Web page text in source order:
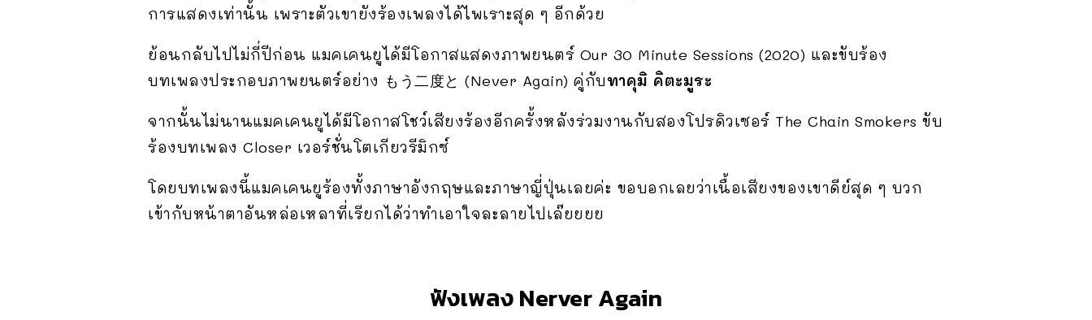
การแสดงเท่านั้น เพราะตัวเขายังร้องเพลงได้ไพเราะสุด ๆ อีกด้วย
ย้อนกลับไปไม่กี่ปีก่อน แมคเคนยูได้มีโอกาสแสดงภาพยนตร์ Our 30 Minute Sessions (2020) และขับร้อง
บทเพลงประกอบภาพยนตร์อย่าง もう二度と (Never Again) คู่กับทาคุมิ คิตะมูระ
จากนั้นไม่นานแมคเคนยูได้มีโอกาสโชว์เสียงร้องอีกครั้งหลังร่วมงานกับสองโปรดิวเซอร์ The Chain Smokers ขับ
ร้องบทเพลง Closer เวอร์ชั่นโตเกียวรีมิกซ์
โดยบทเพลงนี้แมคเคนยูร้องทั้งภาษาอังกฤษและภาษาญี่ปุ่นเลยค่ะ ขอบอกเลยว่าเนื้อเสียงของเขาดีย์สุด ๆ บวก
เข้ากับหน้าตาอันหล่อเหลาที่เรียกได้ว่าทำเอาใจละลายไปเล๊ยยยย
ฟังเพลง Nerver Again